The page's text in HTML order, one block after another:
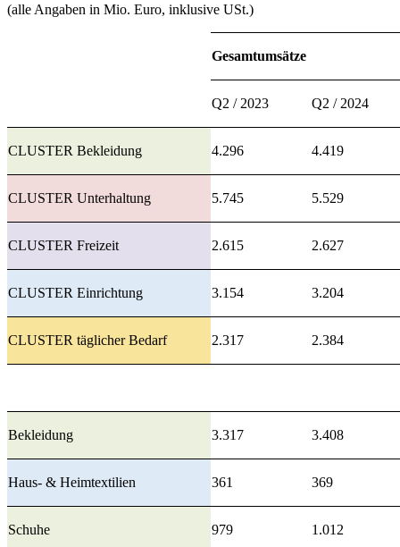
(alle Angaben in Mio. Euro, inklusive USt.)
Gesamtumsätze
Q2 / 2023 Q2 / 2024
CLUSTER Bekleidung 4.296 4.419
CLUSTER Unterhaltung 5.745 5.529
CLUSTER Freizeit 2.615 2.627
CLUSTER Einrichtung 3.154 3.204
CLUSTER täglicher Bedarf 2.317 2.384
Bekleidung 3.317 3.408
Haus- & Heimtextilien 361 369
Schuhe 979 1.012